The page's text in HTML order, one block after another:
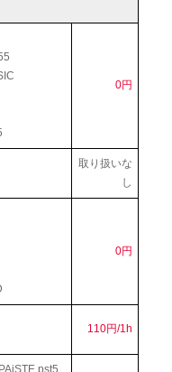
0円
取り扱いな
し
0円
110円/1h
pst5